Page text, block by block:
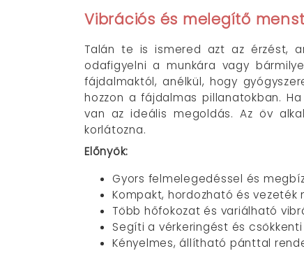
Vibrációs és melegítő
Talán te is ismered azt az érzést,
odafigyelni a munkára vagy
fájdalmaktól, anélkül, hogy
hozzon a fájdalmas pillanatokban.
van az ideális megoldás. Az öv
korlátozna.
Előnyök:
Gyors felmelegedéssel és
Kompakt, hordozható és vezeték
Több hőfokozat és variálható
Segíti a vérkeringést és
Kényelmes, állítható pánttal